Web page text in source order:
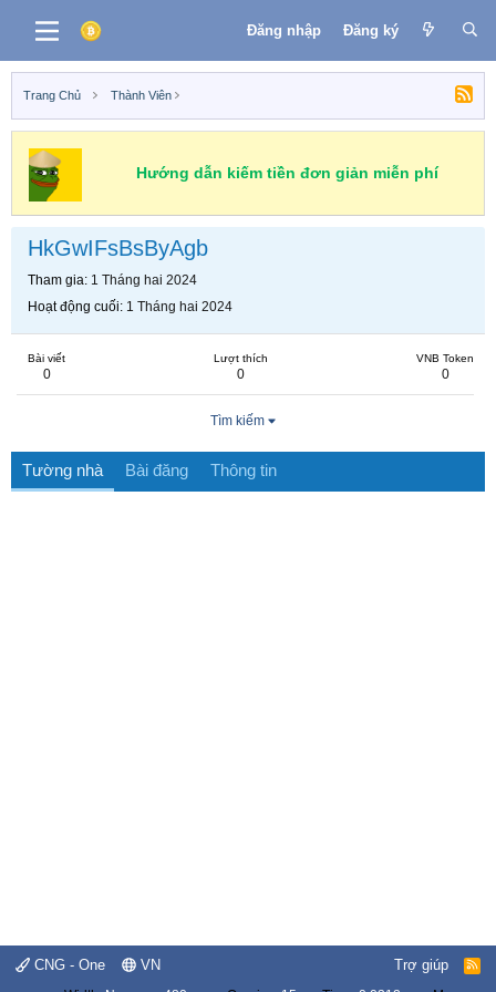
Đăng nhập Đăng ký
Trang Chủ Thành Viên
Hướng dẫn kiếm tiền đơn giản miễn phí
HkGwIFsBsByAgb
Tham gia 1 Tháng hai 2024
Hoạt động cuối 1 Tháng hai 2024
Bài viết
0
Lượt thích
0
VNB Token
0
Tìm kiếm
Tường nhà Bài đăng Thông tin
CNG - One VN Trợ giúp
R